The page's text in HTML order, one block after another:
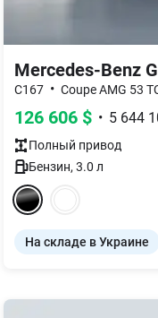
Mercedes-Benz
C167 • Coupe AMG 53
126 606 $ • 5 644
Полный привод
Бензин, 3.0 л
На складе в Украине